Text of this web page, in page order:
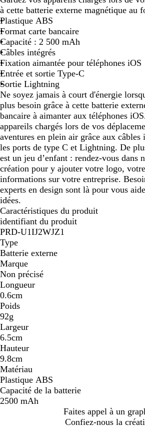
rà cette batterie externe magnétique au
Plastique ABS
Format carte bancaire
Capacité : 2 500 mAh
Câbles intégrés
Fixation aimantée pour téléphones iOS
Entrée et sortie Type-C
Sortie Lightning
Ne soyez jamais à court d'énergie
plus besoin grâce à cette batterie
bancaire à aimanter aux téléphones
appareils chargés lors de vos
aventures en plein air grâce aux câbles
les ports de type C et Lightning. De
est un jeu d’enfant : rendez-vous dans
création pour y ajouter votre logo,
informations sur votre entreprise.
experts en design sont là pour vous
idées.
Caractéristiques du produit
identifiant du produit
PRD-U1IJ2WJZ1
Type
Batterie externe
Marque
Non précisé
Longueur
0.6cm
Poids
92g
Largeur
6.5cm
Hauteur
9.8cm
Matériau
Plastique ABS
Capacité de la batterie
2500 mAh
Faites appel à un
Confiez-nous la